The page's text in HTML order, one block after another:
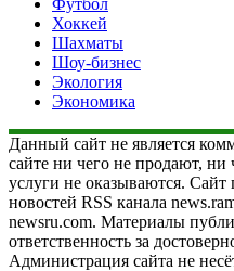
Хоккей
Шахматы
Шоу-бизнес
Экология
Экономика
Данный сайт не является
сайте ни чего не продают,
услуги не оказываются. Сайт
новостей RSS канала
newsru.com. Материалы
ответственность за
Администрация сайта не